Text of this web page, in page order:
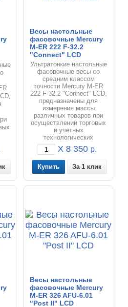
Весы настольные
фасовочные Mercury
M-ER 222 F-32.2
"Connect" LCD
Ультратонкие настольные
фасовочные весы со
средним классом
точности Mercury M-ER
222 F-32.2 "Connect" LCD,
предназначены для
измерения массы
различных товаров при
осуществлении торговых
и учетных
технологических
операций.
X 8 350 р.
За 1 клик
Весы настольные
фасовочные Mercury
M-ER 326 AFU-6.01
"Post II" LCD